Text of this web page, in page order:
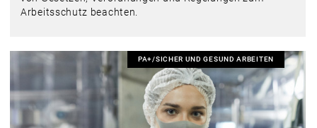
Arbeitsschutz beachten.
PA+/SICHER UND GESUND ARBEITEN